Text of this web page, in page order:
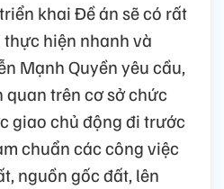
khai Đề án sẽ có rất
hiện nhanh và
Mạnh Quyền yêu cầu,
trên cơ sở chức
giao chủ động đi trước
chuẩn các công việc
nguồn gốc đất, lên